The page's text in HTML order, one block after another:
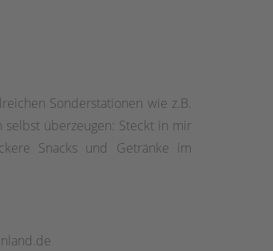
Sonderstationen wie z.B.
selbst überzeugen: Steckt in mir
Snacks und Getränke im